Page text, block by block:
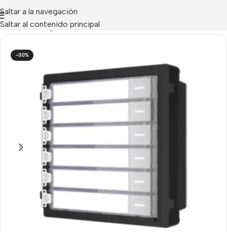
Saltar a la navegación
Saltar al contenido principal
Inicio Uncategorized
-30%